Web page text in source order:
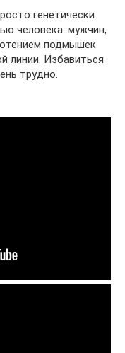
генетически
человека: мужчин,
подмышек
линии. Избавиться
трудно.